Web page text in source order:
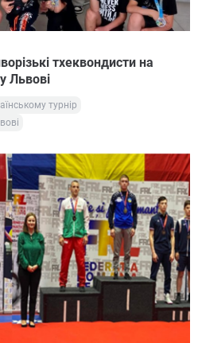
тхеквондисти на
Львові
турнір